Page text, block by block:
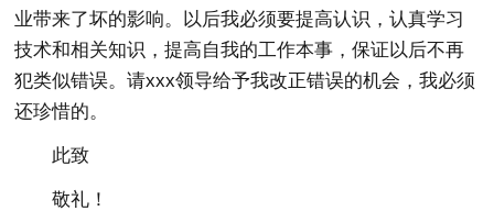
业带来了坏的影响。以后我必须要提高认识，认真学习
技术和相关知识，提高自我的工作本事，保证以后不再
犯类似错误。请xxx领导给予我改正错误的机会，我必须
还珍惜的。
此致
敬礼！